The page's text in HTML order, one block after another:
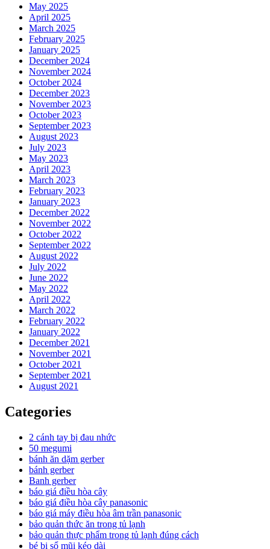
May 2025
April 2025
March 2025
February 2025
January 2025
December 2024
November 2024
October 2024
December 2023
November 2023
October 2023
September 2023
August 2023
July 2023
May 2023
April 2023
March 2023
February 2023
January 2023
December 2022
November 2022
October 2022
September 2022
August 2022
July 2022
June 2022
May 2022
April 2022
March 2022
February 2022
January 2022
December 2021
November 2021
October 2021
September 2021
August 2021
Categories
2 cánh tay bị đau nhức
50 megumi
bánh ăn dặm gerber
bánh gerber
Banh gerber
báo giá điều hòa cây
báo giá điều hòa cây panasonic
báo giá máy điều hòa âm trần panasonic
bảo quản thức ăn trong tủ lạnh
bảo quản thực phẩm trong tủ lạnh đúng cách
bé bị sổ mũi kéo dài